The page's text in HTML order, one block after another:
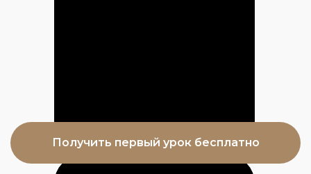
Получить первый урок бесплатно
Курс мне понравился! Все
было четко и структурно,
разбирали много кейсов.
пополнения оборотных средств.
Помог резидентам с